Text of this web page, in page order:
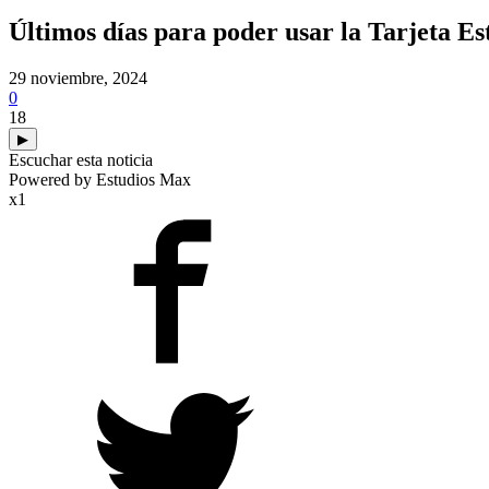
Últimos días para poder usar la Tarjeta
29 noviembre, 2024
0
18
▶
Escuchar esta noticia
Powered by Estudios Max
x1